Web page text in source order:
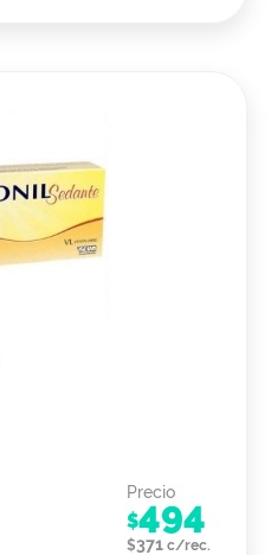
Precio
$494
$371 c/rec.